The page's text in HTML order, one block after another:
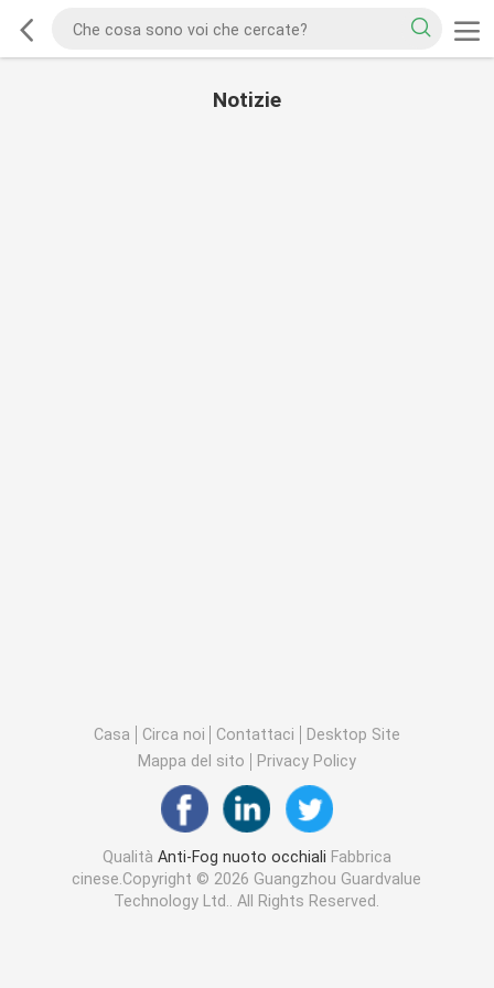
Notizie
Casa Circa noi Contattaci
Desktop Site
Mappa del sito
Privacy Policy
Qualità Anti-Fog nuoto occhiali Fabbrica
cinese.Copyright © 2026 Guangzhou Guardvalue
Technology Ltd.. All Rights Reserved.